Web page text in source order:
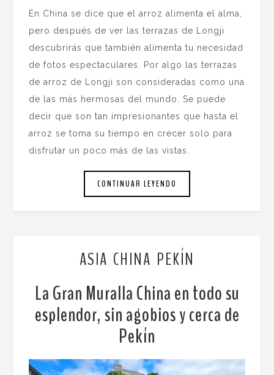
En China se dice que el arroz alimenta el alma,
pero después de ver las terrazas de Longji
descubrirás que también alimenta tu necesidad
de fotos espectaculares. Por algo las terrazas
de arroz de Longji son consideradas como una
de las más hermosas del mundo. Se puede
decir que son tan impresionantes que hasta el
arroz se toma su tiempo en crecer solo para
disfrutar un poco más de las vistas.
CONTINUAR LEYENDO
ASIA, CHINA, PEKÍN
La Gran Muralla China en todo su
esplendor, sin agobios y cerca de
Pekín